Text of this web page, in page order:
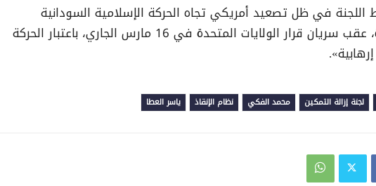
في ظل تصعيد أمريكي تجاه الحركة الإسلامية السودانية
وواجهاتها المتعددة، عقب سريان قرار الولايات المتحدة في 16 مارس الجاري، باعتبار الحركة
لجنة إزالة التمكين محمد الفكي نظام الإنقاذ ياسر العطا